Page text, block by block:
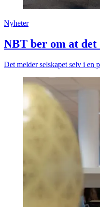
Nyheter
NBT ber om at det
Det melder selskapet selv i en